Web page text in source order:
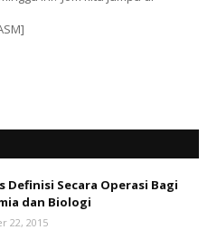
Definisi Secara Operasi Bagi
dan Biologi
22, 2015